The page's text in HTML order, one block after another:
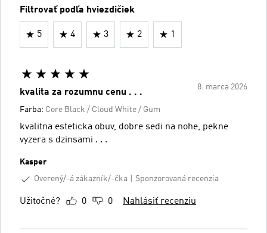
Filtrovať podľa hviezdičiek
5 4 3 2 1
8. marca 2026
kvalita za rozumnu cenu . . .
Farba: Core Black / Cloud White / Gum
kvalitna esteticka obuv, dobre sedi na nohe, pekne
vyzera s dzinsami . . .
Kasper
Overený/-á zákazník/-čka
Sponzorovaná recenzia
Užitočné? 0 0 Nahlásiť recenziu